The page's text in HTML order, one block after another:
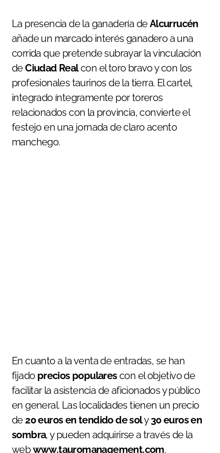
La presencia de la ganadería deAlcurrucén
añade un marcado interés ganadero a una
corrida que pretende subrayar la vinculación
deCiudad Realcon el toro bravo y con los
profesionales taurinos de la tierra. El cartel,
integrado íntegramente por toreros
relacionados con la provincia, convierte el
festejo en una jornada de claro acento
manchego.
En cuanto a la venta de entradas, se han
fijado precios popularescon el objetivo de
facilitar la asistencia de aficionados y público
en general. Las localidades tienen un precio
de20 euros en tendido de soly30 euros en
sombra, y pueden adquirirse a través de la
webwww.tauromanagement.com.